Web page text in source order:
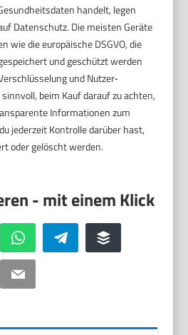
handelt, legen
Datenschutz. Die meisten Geräte
wie die europäische DSGVO, die
und geschützt werden
und Nutzer-
beim Kauf darauf zu achten,
Informationen zum
jederzeit Kontrolle darüber hast,
oder gelöscht werden.
WhatsApp Telegram Buffer
Email